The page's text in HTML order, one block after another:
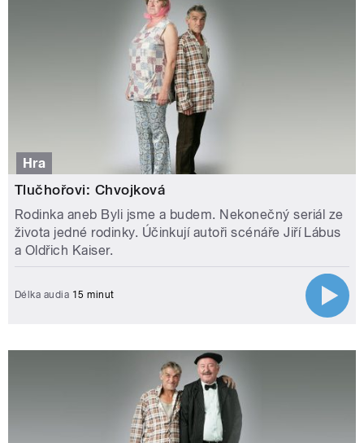
Hra
Tlučhořovi: Chvojková
Rodinka aneb Byli jsme a budem. Nekonečný seriál ze
života jedné rodinky. Účinkují autoři scénáře Jiří Lábus
a Oldřich Kaiser.
Délka audia 15 minut